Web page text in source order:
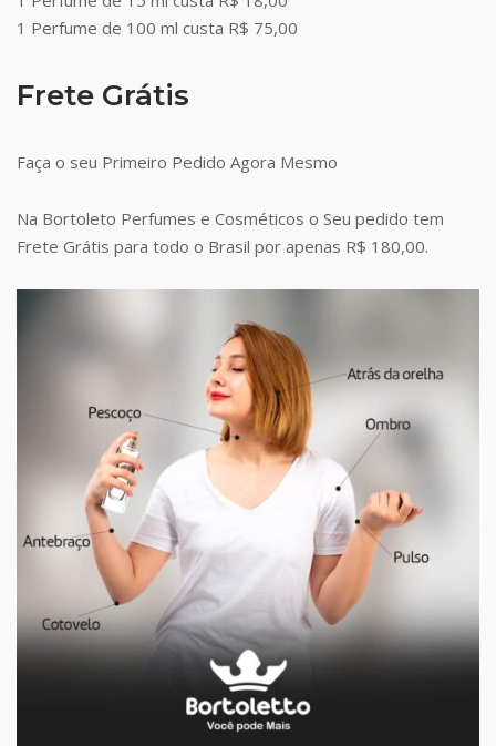
1 Perfume de 100 ml custa R$ 75,00
Frete Grátis
Faça o seu Primeiro Pedido Agora Mesmo
Na Bortoleto Perfumes e Cosméticos o Seu pedido tem
Frete Grátis para todo o Brasil por apenas R$ 180,00.